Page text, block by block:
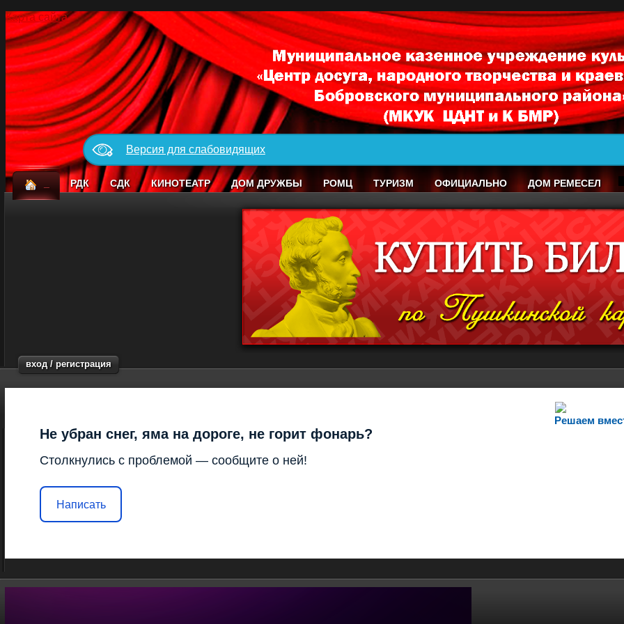
Карта сайта
Версия для слабовидящих
РДК СДК КИНОТЕАТР ДОМ ДРУЖБЫ РОМЦ ТУРИЗМ ОФИЦИАЛЬНО ДОМ РЕМЕСЕЛ
вход / регистрация
Решаем
Не убран снег, яма на дороге, не горит фонарь?
Столкнулись с проблемой — сообщите о ней!
Написать